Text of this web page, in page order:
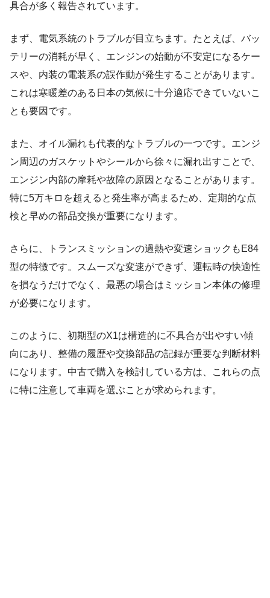
具合が多く報告されています。
まず、電気系統のトラブルが目立ちます。たとえば、バッ
テリーの消耗が早く、エンジンの始動が不安定になるケー
スや、内装の電装系の誤作動が発生することがあります。
これは寒暖差のある日本の気候に十分適応できていないこ
とも要因です。
また、オイル漏れも代表的なトラブルの一つです。エンジ
ン周辺のガスケットやシールから徐々に漏れ出すことで、
エンジン内部の摩耗や故障の原因となることがあります。
特に5万キロを超えると発生率が高まるため、定期的な点
検と早めの部品交換が重要になります。
さらに、トランスミッションの過熱や変速ショックもE84
型の特徴です。スムーズな変速ができず、運転時の快適性
を損なうだけでなく、最悪の場合はミッション本体の修理
が必要になります。
このように、初期型のX1は構造的に不具合が出やすい傾
向にあり、整備の履歴や交換部品の記録が重要な判断材料
になります。中古で購入を検討している方は、これらの点
に特に注意して車両を選ぶことが求められます。